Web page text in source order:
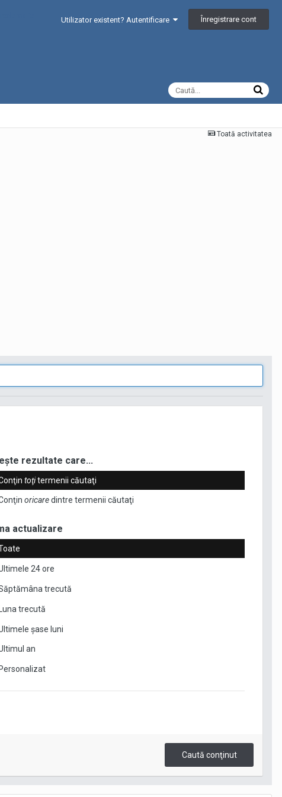
Utilizator existent? Autentificare Înregistrare cont
Toată activitatea
rezultate care...
toţitermenii căutaţi
oricaredintre termenii căutaţi
actualizare
24 ore
trecută
trecută
şase luni
an
Personalizat
Caută conţinut